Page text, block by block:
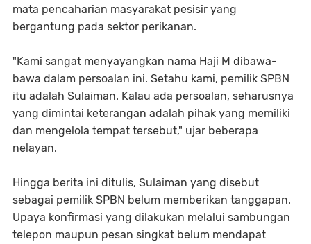
mata pencaharian masyarakat pesisir yang
bergantung pada sektor perikanan.
"Kami sangat menyayangkan nama Haji M dibawa-
bawa dalam persoalan ini. Setahu kami, pemilik SPBN
itu adalah Sulaiman. Kalau ada persoalan, seharusnya
yang dimintai keterangan adalah pihak yang memiliki
dan mengelola tempat tersebut," ujar beberapa
nelayan.
Hingga berita ini ditulis, Sulaiman yang disebut
sebagai pemilik SPBN belum memberikan tanggapan.
Upaya konfirmasi yang dilakukan melalui sambungan
telepon maupun pesan singkat belum mendapat